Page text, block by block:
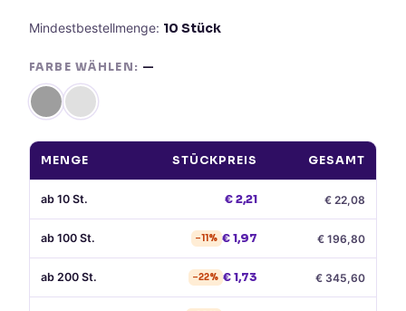
Mindestbestellmenge: 10 Stück
FARBE WÄHLEN: —
MENGE STÜCKPREIS GESAMT
ab 10 St. €2,21 € 22,08
ab 100 St. −11% €1,97 € 196,80
ab 200 St. −22% €1,73 € 345,60